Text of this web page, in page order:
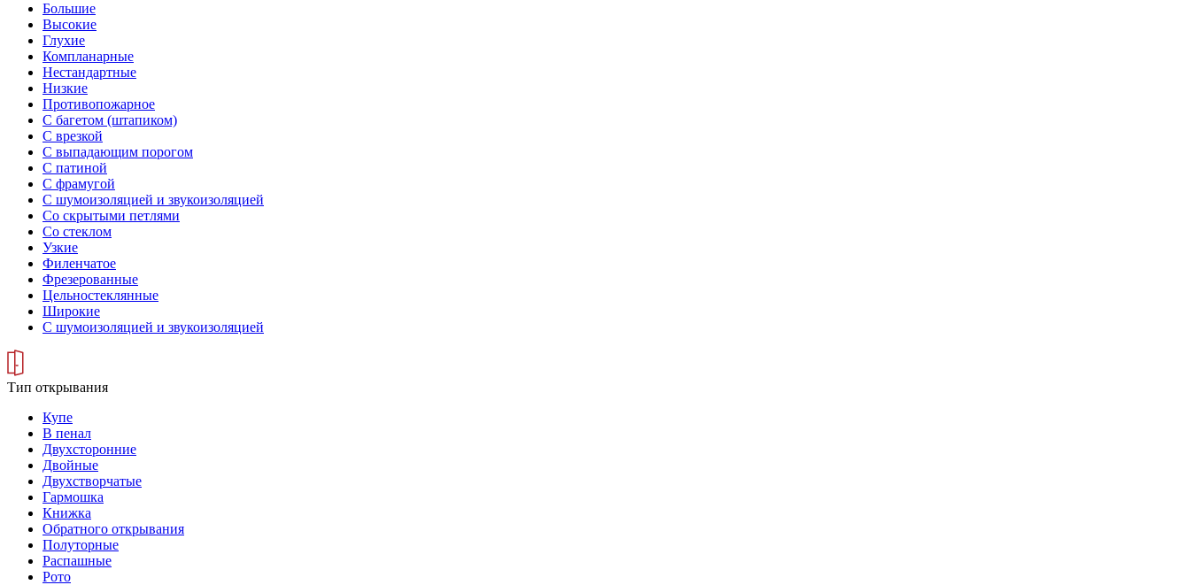
Большие
Высокие
Глухие
Компланарные
Нестандартные
Низкие
Противопожарное
С багетом (штапиком)
С врезкой
С выпадающим порогом
С патиной
С фрамугой
С шумоизоляцией и звукоизоляцией
Со скрытыми петлями
Со стеклом
Узкие
Филенчатое
Фрезерованные
Цельностеклянные
Широкие
С шумоизоляцией и звукоизоляцией
Тип открывания
Купе
В пенал
Двухсторонние
Двойные
Двухстворчатые
Гармошка
Книжка
Обратного открывания
Полуторные
Распашные
Рото